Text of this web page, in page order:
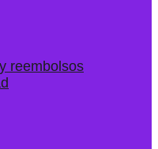
reembolsos